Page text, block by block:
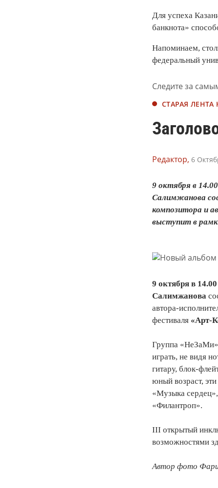
Для успеха
банкнота»
Напоминаем,
федеральный
Следите за
СТАРАЯ ЛЕНТА
Редактор, 6
9 октября в
Салимжанова
композитора и
выступит в
9 октября в 14.00
Салимжанова
автора-
фестиваля «Арт-
Группа «НеЗаМи»
играть, не видя
гитару, блок-
юный возраст,
«Музыка
«Филантроп».
III открытый
возможностями
Автор фото